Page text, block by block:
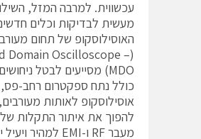
עכשווית. למרבה המזל,
מעשית לבדיקות וכלים
האוסילוסקופ של תחום מעורב
Domain Oscilloscope –
כולל נתח ספקטרום רחב-
אוסילוסקופ לאותות
להפוך את איתור התקלות
מעבר RF ו-EMI למהיר ויעיל יותר.